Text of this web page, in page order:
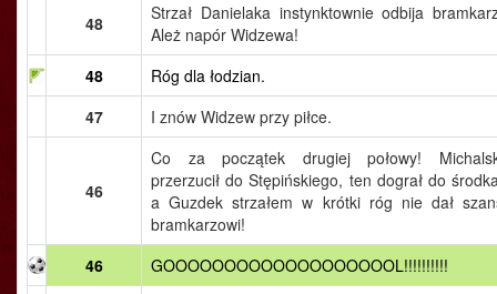
48
Strzał Danielaka instynktownie odbija
Ależ napór Widzewa!
48
Róg dla łodzian.
47
I znów Widzew przy piłce.
46
Co za początek drugiej połowy!
przerzucił do Stępińskiego, ten dograł do
a Guzdek strzałem w krótki róg nie dał
bramkarzowi!
46
GOOOOOOOOOOOOOOOOOOOL!!!!!!!!!!